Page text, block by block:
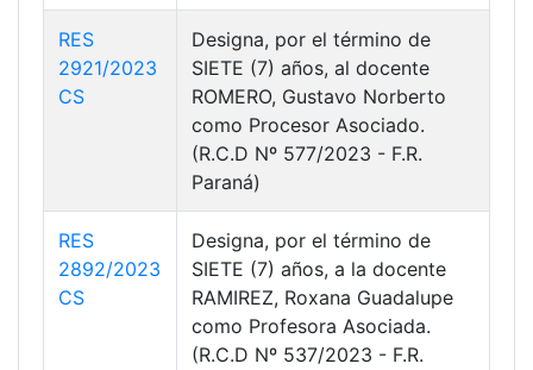
RES
2921/2023
CS
Designa, por el término de
SIETE (7) años, al docente
ROMERO, Gustavo Norberto
como Procesor Asociado.
(R.C.D Nº 577/2023 - F.R.
Paraná)
RES
2892/2023
CS
Designa, por el término de
SIETE (7) años, a la docente
RAMIREZ, Roxana Guadalupe
como Profesora Asociada.
(R.C.D Nº 537/2023 - F.R.